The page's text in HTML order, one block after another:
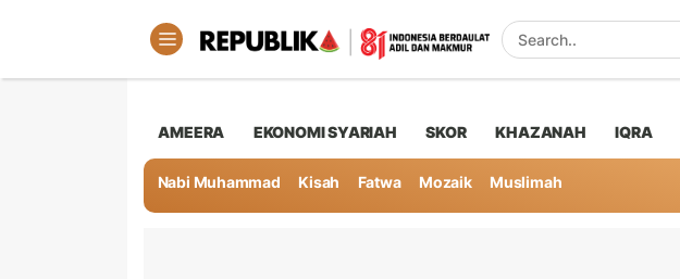
AMEERA EKONOMI SYARIAH SKOR KHAZANAH IQRA
Nabi Muhammad Kisah Fatwa Mozaik Muslimah